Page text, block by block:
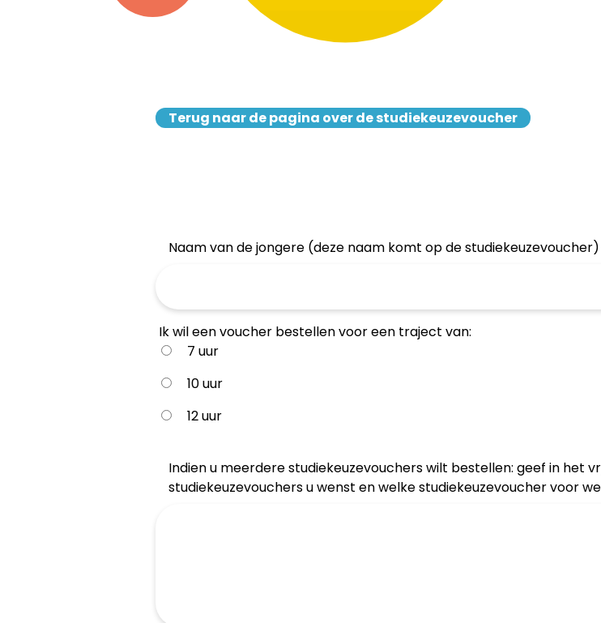
Terug naar de pagina over de studiekeuzevoucher
Naam van de jongere (deze naam komt op de studiekeuzevoucher)
Ik wil een voucher bestellen voor een traject van:
7 uur
10 uur
12 uur
Indien u meerdere studiekeuzevouchers wilt bestellen: geef in het
studiekeuzevouchers u wenst en welke studiekeuzevoucher voor